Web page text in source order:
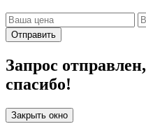
Отправить
Запрос отправлен,
спасибо!
Закрыть окно